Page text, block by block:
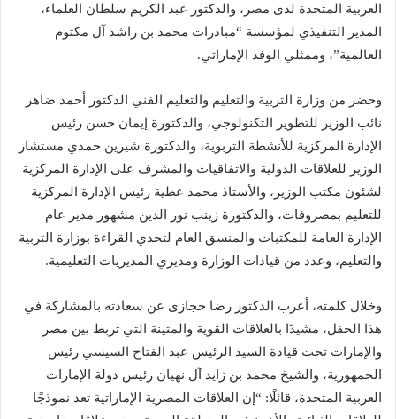
العربية المتحدة لدى مصر، والدكتور عبد الكريم سلطان العلماء،
المدير التنفيذي لمؤسسة “مبادرات محمد بن راشد آل مكتوم
العالمية”، وممثلي الوفد الإماراتي.
وحضر من وزارة التربية والتعليم والتعليم الفني الدكتور أحمد ضاهر
نائب الوزير للتطوير التكنولوجي، والدكتورة إيمان حسن رئيس
الإدارة المركزية للأنشطة التربوية، والدكتورة شيرين حمدي مستشار
الوزير للعلاقات الدولية والاتفاقيات والمشرف على الإدارة المركزية
لشئون مكتب الوزير، والأستاذ محمد عطية رئيس الإدارة المركزية
للتعليم بمصروفات، والدكتورة زينب نور الدين مشهور مدير عام
الإدارة العامة للمكتبات والمنسق العام لتحدي القراءة بوزارة التربية
والتعليم، وعدد من قيادات الوزارة ومديري المديريات التعليمية.
وخلال كلمته، أعرب الدكتور رضا حجازى عن سعادته بالمشاركة في
هذا الحفل، مشيدًا بالعلاقات القوية والمتينة التي تربط بين مصر
والإمارات تحت قيادة السيد الرئيس عبد الفتاح السيسي رئيس
الجمهورية، والشيخ محمد بن زايد آل نهيان رئيس دولة الإمارات
العربية المتحدة، قائلًا: “إن العلاقات المصرية الإماراتية تعد نموذجًا